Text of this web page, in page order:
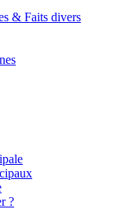
& Faits divers
?